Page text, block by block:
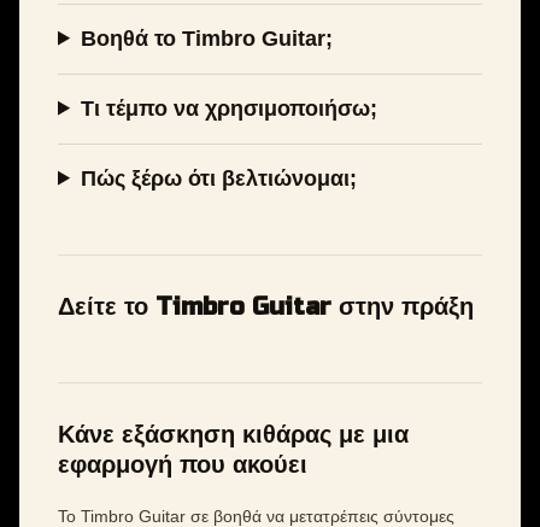
Βοηθά το Timbro Guitar;
Τι τέμπο να χρησιμοποιήσω;
Πώς ξέρω ότι βελτιώνομαι;
Δείτε το Timbro Guitar στην πράξη
Κάνε εξάσκηση κιθάρας με μια
εφαρμογή που ακούει
Το Timbro Guitar σε βοηθά να μετατρέπεις σύντομες